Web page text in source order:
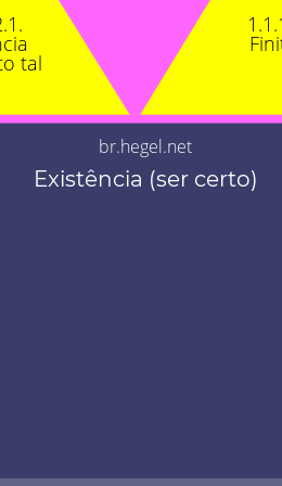
tal
br.hegel.net
Existência (ser certo)